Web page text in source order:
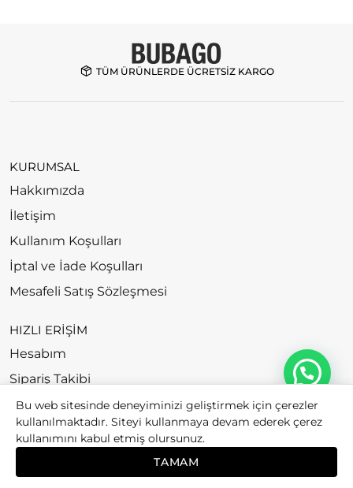
TÜM ÜRÜNLERDE ÜCRETSİZ KARGO
KURUMSAL
Hakkımızda
İletişim
Kullanım Koşulları
İptal ve İade Koşulları
Mesafeli Satış Sözleşmesi
HIZLI ERİŞİM
Hesabım
Sipariş Takibi
© 2026
Bu web sitesinde deneyiminizi geliştirmek için çerezler
kullanılmaktadır. Siteyi kullanmaya devam ederek çerez
kullanımını kabul etmiş olursunuz.
TAMAM